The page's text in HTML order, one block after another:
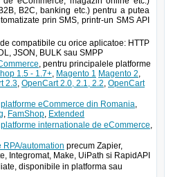
B2C, banking etc.) pentru a putea
prin SMS, printr-un SMS API
compatibile cu orice aplicatoe: HTTP
JSON, BULK sau SMPP
, pentru principalele platforme
1.5 - 1.7+, Magento 1 Magento 2,
2.3, OpenCart 2.0, 2.1, 2.2, OpenCart
platforme eCommerce din Romania,
, FamShop, Extended
platforme internationale de eCommerce,
RPA/automation precum Zapier,
Integromat, Make, UiPath si RapidAPI
disponibile in platforma sau